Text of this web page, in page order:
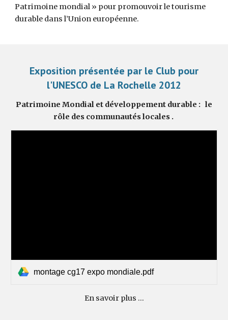
Patrimoine mondial » pour promouvoir le tourisme
durable dans l’Union européenne.
Exposition présentée par le Club pour
l'UNESCO de La Rochelle 2012
Patrimoine Mondial et développement durable : le
rôle des communautés locales .
montage cg17 expo mondiale.pdf
En savoir plus ...